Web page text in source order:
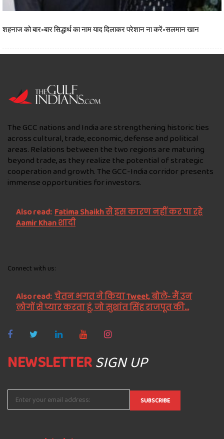
शहनाज को बार-बार सिद्धार्थ का नाम याद दिलाकर परेशान ना करें-सलमान खान
The GCC nations and India are strengthening historic ties
across cultural, trade, economic, defense and political
areas. Relations between the two regions are maturing
beyond trade, as they realize the potential of strategic
cooperation and growth. The GCC-India corridor presents
immense opportunities for investors.
Also read: Fatima Shaikh से इस कारण नहीं कर पा रहे
Aamir Khan शादी
Connect with us:
Also read: चेतन भगत ने किया Tweet, बोले- मैं उन
लोगों से प्यार करता हूं, जो सुशांत सिंह राजपूत की...
NEWSLETTERSIGN UP